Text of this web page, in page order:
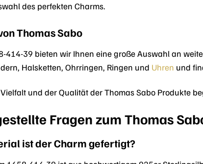
des perfekten Charms.
Thomas Sabo
414-39 bieten wir Ihnen eine große Auswahl an
Halsketten, Ohrringen, Ringen und Uhren und
und der Qualität der Thomas Sabo Produkte
Fragen zum Thomas
ist der Charm gefertigt?